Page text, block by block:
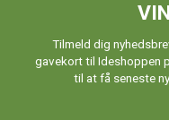
Tilmeld dig
gavekort til Ideshoppen
til at få seneste